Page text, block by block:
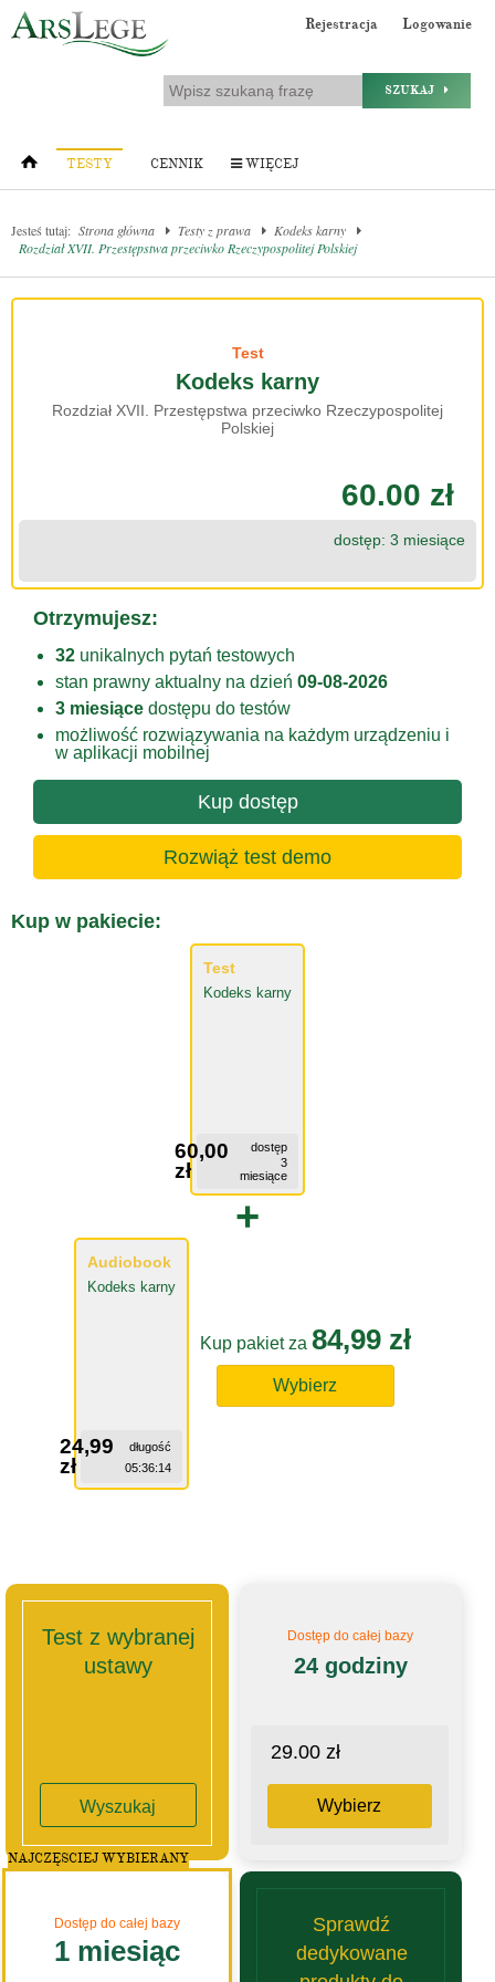
Rejestracja Logowanie
SZUKAJ
TESTY CENNIK WIĘCEJ
Jesteś tutaj: Strona główna Testy z prawa
Kodeks karny
Rozdział XVII. Przestępstwa przeciwko Rzeczypospolitej Polskiej
Test
Kodeks karny
Rozdział XVII. Przestępstwa przeciwko Rzeczypospolitej
Polskiej
60.00 zł
dostęp: 3 miesiące
Otrzymujesz:
32 unikalnych pytań testowych
stan prawny aktualny na dzień 09-08-2026
3 miesiące dostępu do testów
możliwość rozwiązywania na każdym urządzeniu i
w aplikacji mobilnej
Kup dostęp
Rozwiąż test demo
Kup w pakiecie:
Test
Kodeks karny
60,00
zł
dostęp
3
miesiące
+
Audiobook
Kodeks karny
24,99
zł
długość
05:36:14
Kup pakiet za 84,99 zł
Wybierz
Test z wybranej
ustawy
Wyszukaj
Dostęp do całej bazy
24 godziny
29.00 zł
Wybierz
Dostęp do całej bazy
1 miesiąc
NAJCZĘSCIEJ WYBIERANY
Sprawdź
dedykowane